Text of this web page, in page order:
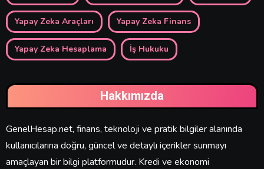
Yapay Zeka Araçları Yapay Zeka Finans
Yapay Zeka Hesaplama İş Hukuku
Hakkımızda
GenelHesap.net, finans, teknoloji ve pratik bilgiler alanında
kullanıcılarına doğru, güncel ve detaylı içerikler sunmayı
amaçlayan bir bilgi platformudur. Kredi ve ekonomi